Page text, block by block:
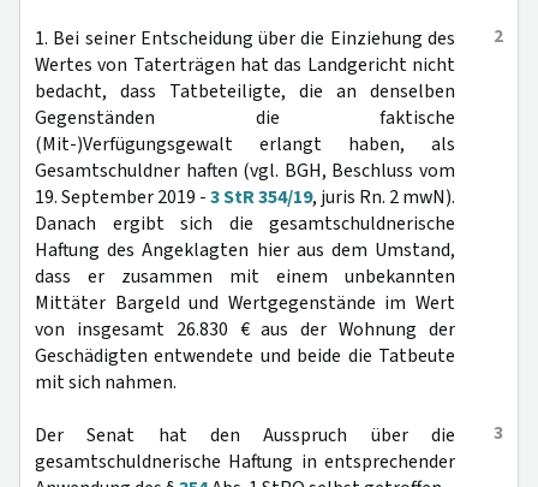
2
1. Bei seiner Entscheidung über die Einziehung des
Wertes von Taterträgen hat das Landgericht nicht
bedacht, dass Tatbeteiligte, die an denselben
Gegenständen die faktische
(Mit-)Verfügungsgewalt erlangt haben, als
Gesamtschuldner haften (vgl. BGH, Beschluss vom
19. September 2019 -3 StR 354/19, juris Rn. 2 mwN).
Danach ergibt sich die gesamtschuldnerische
Haftung des Angeklagten hier aus dem Umstand,
dass er zusammen mit einem unbekannten
Mittäter Bargeld und Wertgegenstände im Wert
von insgesamt 26.830 € aus der Wohnung der
Geschädigten entwendete und beide die Tatbeute
mit sich nahmen.
3
Der Senat hat den Ausspruch über die
gesamtschuldnerische Haftung in entsprechender